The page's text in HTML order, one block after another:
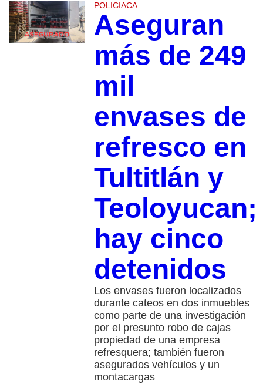
POLICIACA
Aseguran
más de 249
mil
envases de
refresco en
Tultitlán y
Teoloyucan;
hay cinco
detenidos
Los envases fueron localizados
durante cateos en dos inmuebles
como parte de una investigación
por el presunto robo de cajas
propiedad de una empresa
refresquera; también fueron
asegurados vehículos y un
montacargas